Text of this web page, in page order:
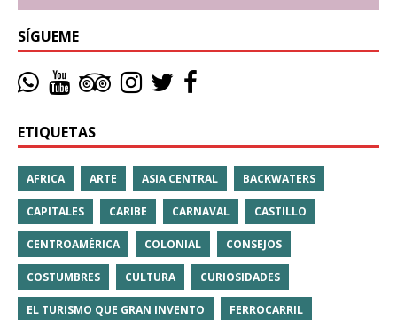
SÍGUEME
ETIQUETAS
AFRICA ARTE ASIA CENTRAL BACKWATERS
CAPITALES CARIBE CARNAVAL CASTILLO
CENTROAMÉRICA COLONIAL CONSEJOS
COSTUMBRES CULTURA CURIOSIDADES
EL TURISMO QUE GRAN INVENTO FERROCARRIL